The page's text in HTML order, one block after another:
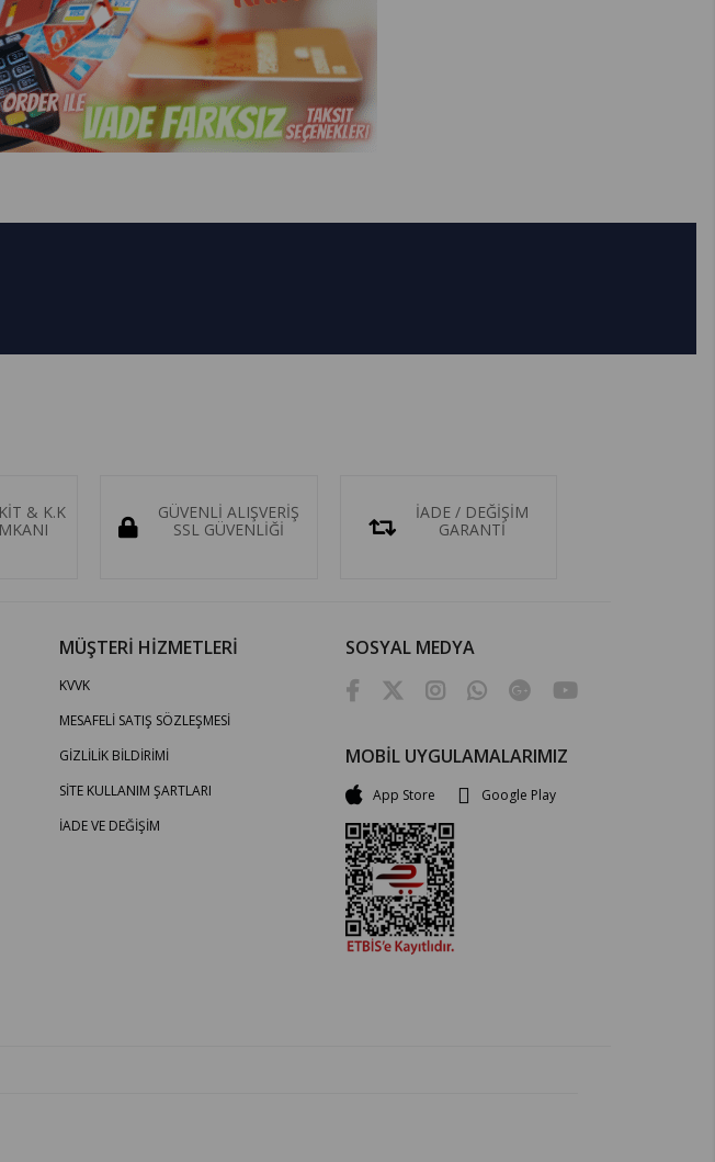
& K.K
GÜVENLİ ALIŞVERİŞ
SSL GÜVENLİĞİ
İADE / DEĞİŞİM
GARANTİ
MÜŞTERİ HİZMETLERİ
KVVK
MESAFELİ SATIŞ SÖZLEŞMESİ
GİZLİLİK BİLDİRİMİ
SİTE KULLANIM ŞARTLARI
İADE VE DEĞİŞİM
SOSYAL MEDYA
MOBİL UYGULAMALARIMIZ
App Store Google Play